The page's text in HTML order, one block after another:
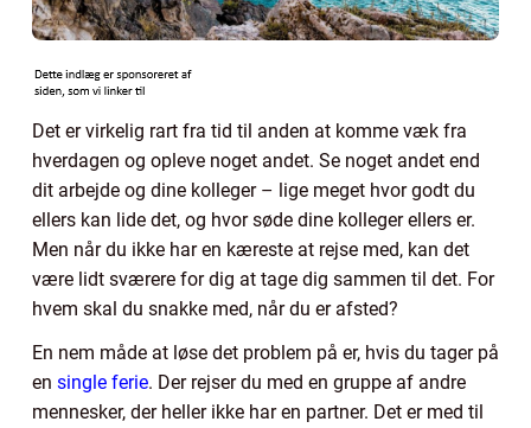
Det er virkelig rart fra tid til anden at komme væk fra
hverdagen og opleve noget andet. Se noget andet end
dit arbejde og dine kolleger – lige meget hvor godt du
ellers kan lide det, og hvor søde dine kolleger ellers er.
Men når du ikke har en kæreste at rejse med, kan det
være lidt sværere for dig at tage dig sammen til det. For
hvem skal du snakke med, når du er afsted?
En nem måde at løse det problem på er, hvis du tager på
en single ferie. Der rejser du med en gruppe af andre
mennesker, der heller ikke har en partner. Det er med til